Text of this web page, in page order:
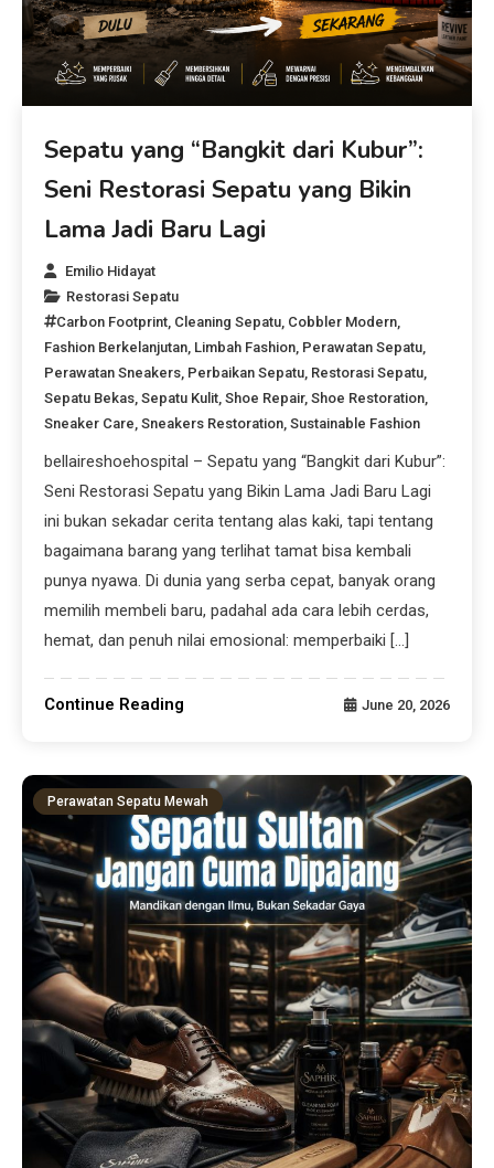
Sepatu yang “Bangkit dari Kubur”:
Seni Restorasi Sepatu yang Bikin
Lama Jadi Baru Lagi
Emilio Hidayat
Restorasi Sepatu
Carbon Footprint Cleaning Sepatu Cobbler Modern
Fashion Berkelanjutan Limbah Fashion Perawatan Sepatu
Perawatan Sneakers Perbaikan Sepatu Restorasi Sepatu
Sepatu Bekas ,Sepatu Kulit ,Shoe Repair,Shoe Restoration
Sneaker Care ,Sneakers Restoration ,Sustainable Fashion
bellaireshoehospital – Sepatu yang “Bangkit dari Kubur”:
Seni Restorasi Sepatu yang Bikin Lama Jadi Baru Lagi
ini bukan sekadar cerita tentang alas kaki, tapi tentang
bagaimana barang yang terlihat tamat bisa kembali
punya nyawa. Di dunia yang serba cepat, banyak orang
memilih membeli baru, padahal ada cara lebih cerdas,
hemat, dan penuh nilai emosional: memperbaiki […]
Continue Reading June 20, 2026
Perawatan Sepatu Mewah